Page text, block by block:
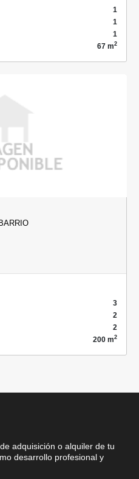
1
1
1
67 m2
3
2
2
200 m2
adquisición o alquiler de tu
desarrollo profesional y